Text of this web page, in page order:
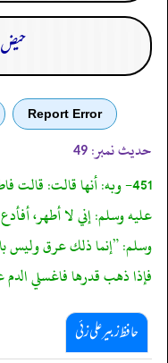
حیض
Report Error
حدیث نمبر: 49
451- وبه: أنها قالت: قالت
عليه وسلم: إني لا أطهر،
وسلم: ”إنما ذلك عرق وليس
فإذا ذهب قدرها فاغسلي
حافظ زبیر علی زئی